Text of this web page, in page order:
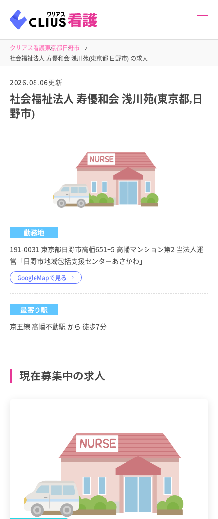
クリアス看護東京都日野市
社会福祉法人 寿優和会 浅川苑(東京都,日野市) の求人
2026.08.06更新
社会福祉法人 寿優和会 浅川苑(東京都,日
野市)
勤務地
191-0031 東京都日野市高幡651−5 高幡マンション第2 当法人運
営「日野市地域包括支援センターあさかわ」
GoogleMapで見る
最寄り駅
京王線 高幡不動駅 から 徒歩7分
現在募集中の求人